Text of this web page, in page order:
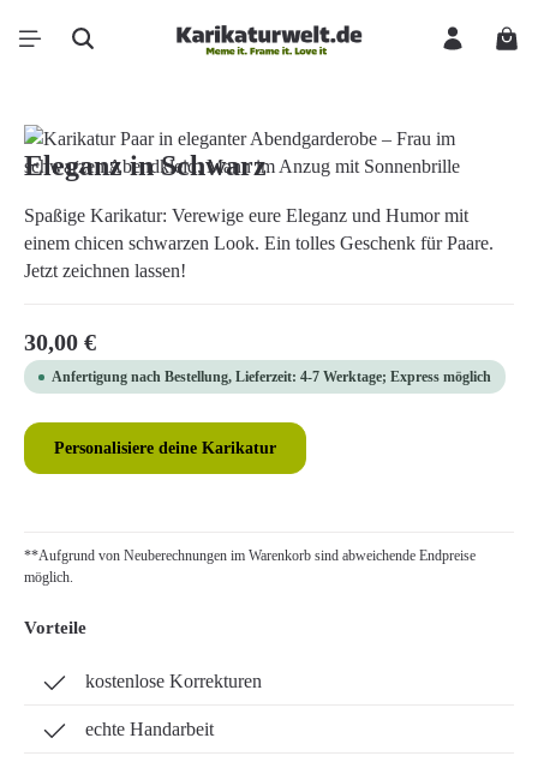
Zum Hauptinhalt springen
Bildergalerie überspringen
Eleganz in Schwarz
Spaßige Karikatur: Verewige eure Eleganz und Humor mit
einem chicen schwarzen Look. Ein tolles Geschenk für Paare.
Jetzt zeichnen lassen!
Regulärer Preis:
30,00 €
Anfertigung nach Bestellung, Lieferzeit: 4-7 Werktage; Express möglich
Personalisiere deine Karikatur
**Aufgrund von Neuberechnungen im Warenkorb sind abweichende Endpreise
möglich.
Vorteile
kostenlose Korrekturen
echte Handarbeit